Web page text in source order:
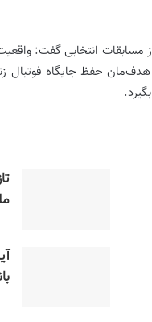
مسابقات انتخابی گفت:
حفظ جایگاه فوتبال